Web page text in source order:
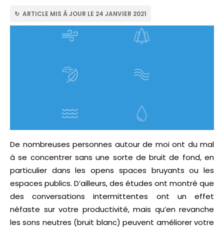
↻ ARTICLE MIS À JOUR LE 24 JANVIER 2021
De nombreuses personnes autour de moi ont du mal
à se concentrer sans une sorte de bruit de fond, en
particulier dans les opens spaces bruyants ou les
espaces publics. D’ailleurs, des études ont montré que
des conversations intermittentes ont un effet
néfaste sur votre productivité, mais qu’en revanche
les sons neutres (bruit blanc) peuvent améliorer votre